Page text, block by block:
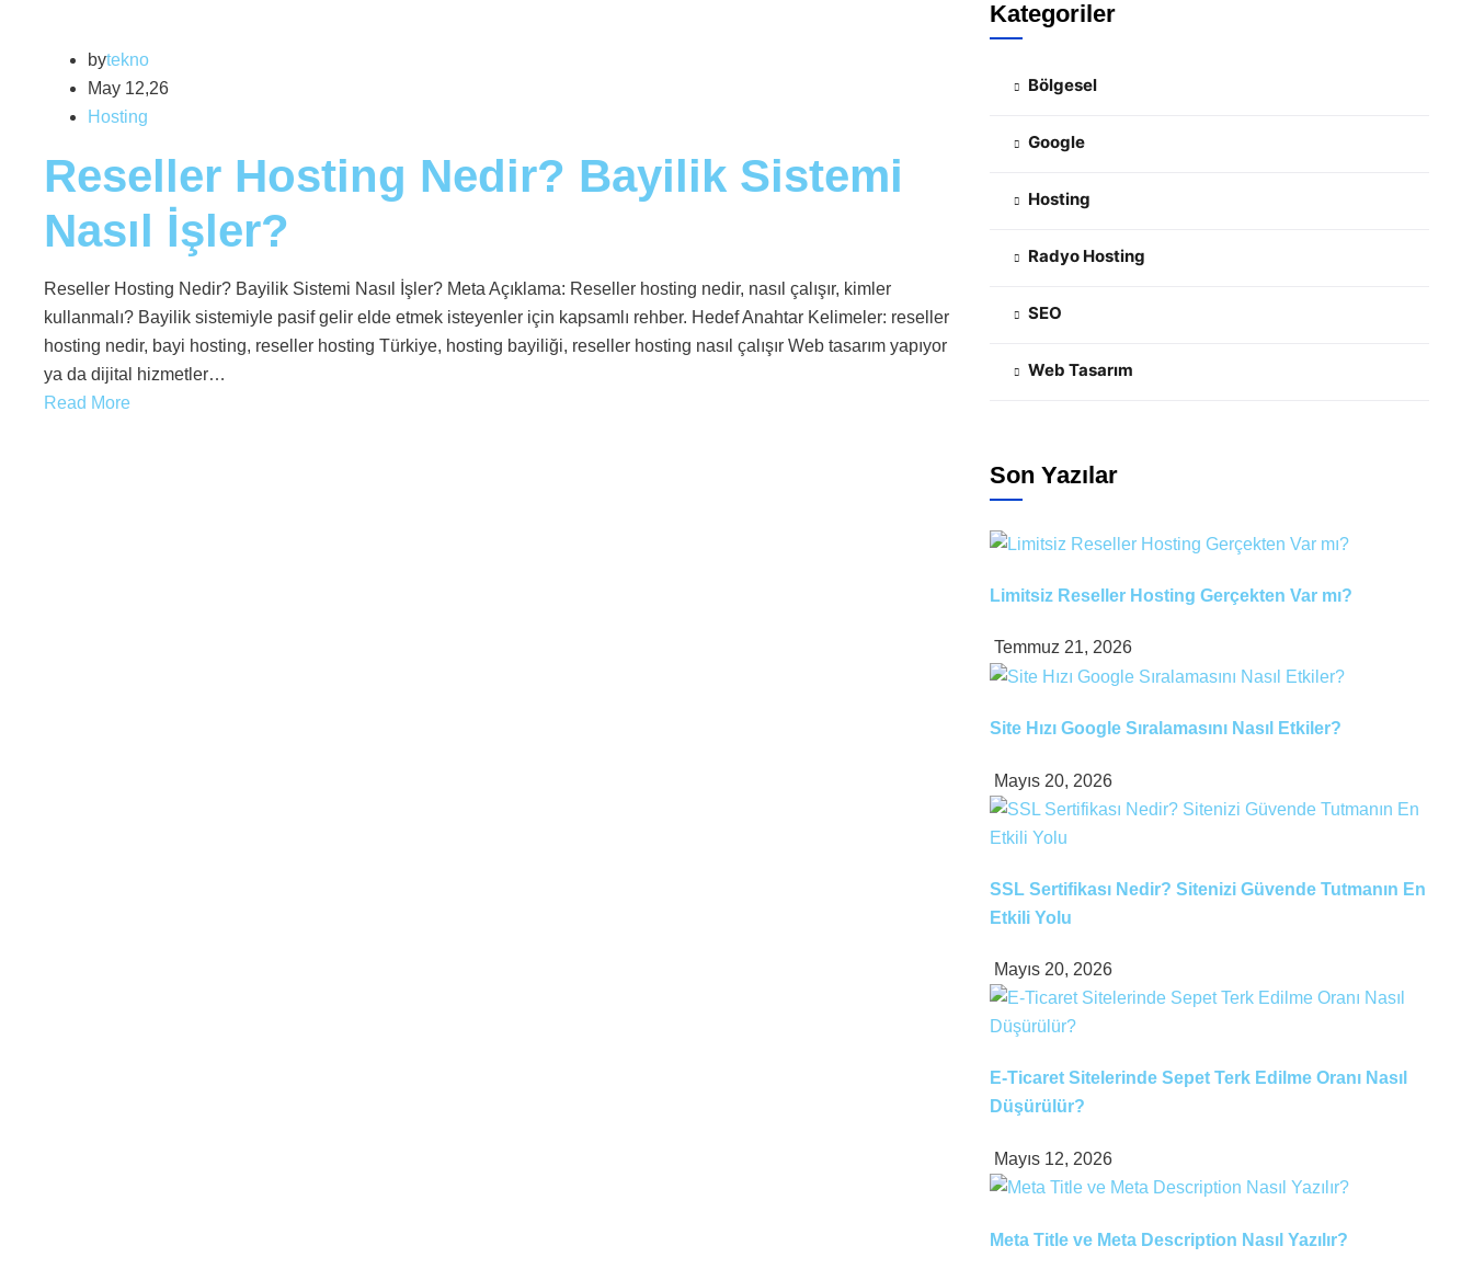
bytekno
May 12,26
Hosting
Reseller Hosting Nedir? Bayilik Sistemi
Nasıl İşler?
Reseller Hosting Nedir? Bayilik Sistemi Nasıl İşler? Meta Açıklama: Reseller hosting nedir, nasıl çalışır, kimler
kullanmalı? Bayilik sistemiyle pasif gelir elde etmek isteyenler için kapsamlı rehber. Hedef Anahtar Kelimeler: reseller
hosting nedir, bayi hosting, reseller hosting Türkiye, hosting bayiliği, reseller hosting nasıl çalışır Web tasarım yapıyor
ya da dijital hizmetler…
Read More
Kategoriler
Bölgesel
Google
Hosting
Radyo Hosting
SEO
Web Tasarım
Son Yazılar
Limitsiz Reseller Hosting Gerçekten Var mı?
Temmuz 21, 2026
Site Hızı Google Sıralamasını Nasıl Etkiler?
Mayıs 20, 2026
SSL Sertifikası Nedir? Sitenizi Güvende Tutmanın En
Etkili Yolu
Mayıs 20, 2026
E-Ticaret Sitelerinde Sepet Terk Edilme Oranı Nasıl
Düşürülür?
Mayıs 12, 2026
Meta Title ve Meta Description Nasıl Yazılır?